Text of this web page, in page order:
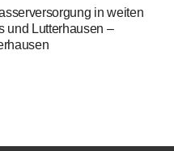
in weiten
und Lutterhausen –